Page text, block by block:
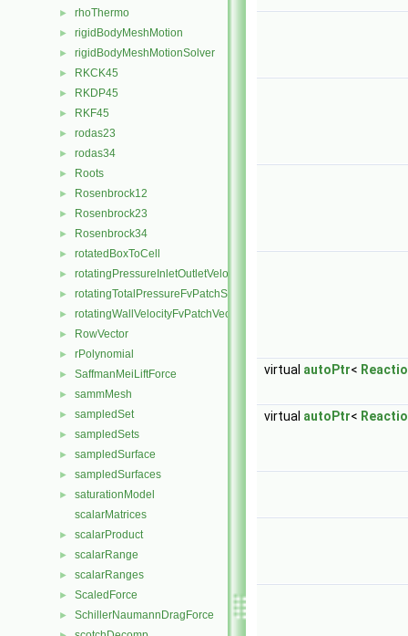
► rhoThermo
► rigidBodyMeshMotion
► rigidBodyMeshMotionSolver
► RKCK45
► RKDP45
► RKF45
► rodas23
► rodas34
► Roots
► Rosenbrock12
► Rosenbrock23
► Rosenbrock34
► rotatedBoxToCell
► rotatingPressureInletOutletVelocityFvPatchVectorField
► rotatingTotalPressureFvPatchScalarField
► rotatingWallVelocityFvPatchVectorField
► RowVector
► rPolynomial
► SaffmanMeiLiftForce
► sammMesh
► sampledSet
► sampledSets
► sampledSurface
► sampledSurfaces
►
saturationModel
scalarMatrices
► scalarProduct
► scalarRange
► scalarRanges
► ScaledForce
► SchillerNaumannDragForce
virtual autoPtr<
virtual autoPtr<